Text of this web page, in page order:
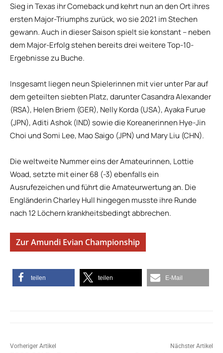
Sieg in Texas ihr Comeback und kehrt nun an den Ort ihres
ersten Major-Triumphs zurück, wo sie 2021 im Stechen
gewann. Auch in dieser Saison spielt sie konstant – neben
dem Major-Erfolg stehen bereits drei weitere Top-10-
Ergebnisse zu Buche.
Insgesamt liegen neun Spielerinnen mit vier unter Par auf
dem geteilten siebten Platz, darunter Casandra Alexander
(RSA), Helen Briem (GER), Nelly Korda (USA), Ayaka Furue
(JPN), Aditi Ashok (IND) sowie die Koreanerinnen Hye-Jin
Choi und Somi Lee, Mao Saigo (JPN) und Mary Liu (CHN).
Die weltweite Nummer eins der Amateurinnen, Lottie
Woad, setzte mit einer 68 (-3) ebenfalls ein
Ausrufezeichen und führt die Amateurwertung an. Die
Engländerin Charley Hull hingegen musste ihre Runde
nach 12 Löchern krankheitsbedingt abbrechen.
Zur Amundi Evian Championship
teilen teilen E-Mail
Vorheriger Artikel Nächster Artikel